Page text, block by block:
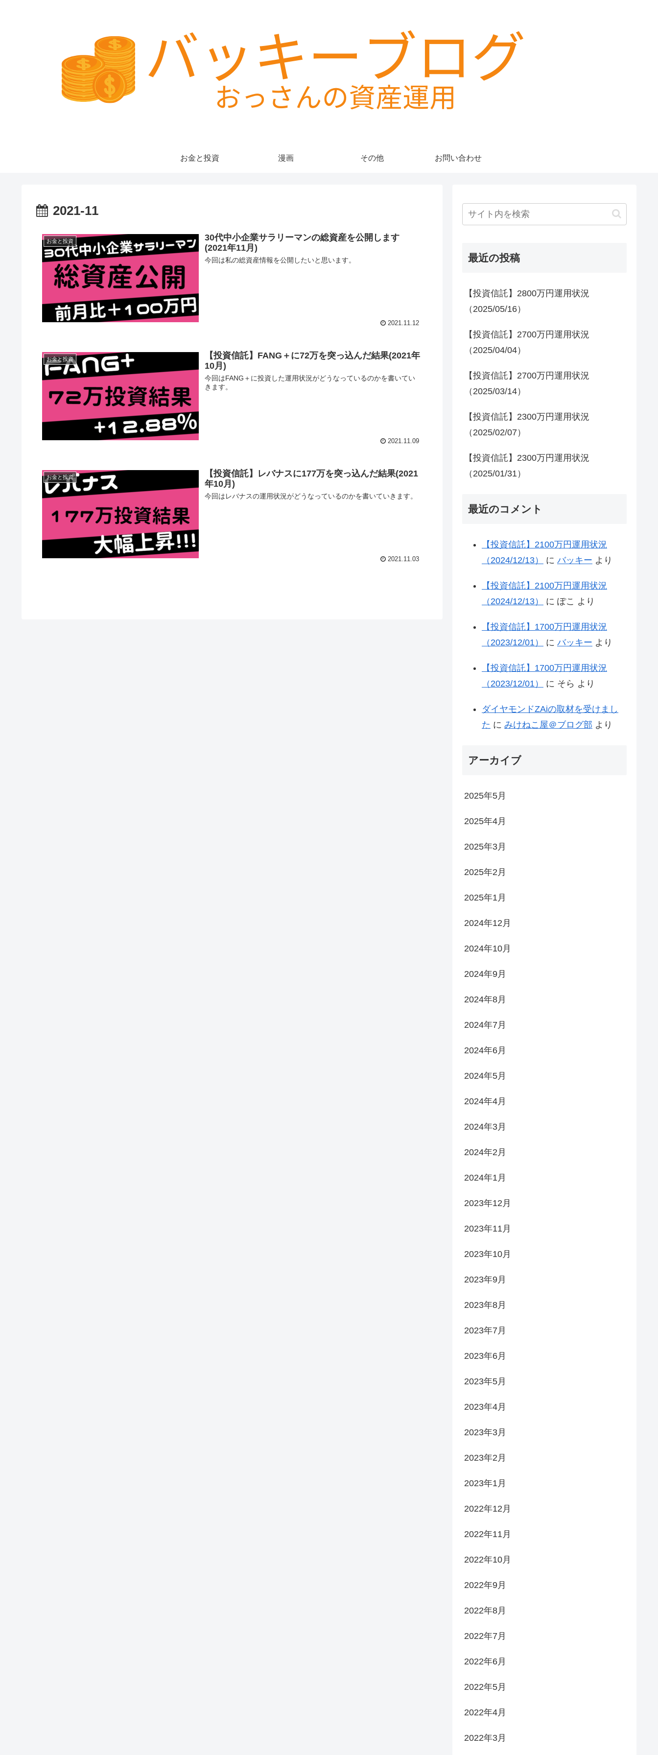
お金と投資 漫画 その他 お問い合わせ
2021-11
お金と投資
30代中小企業サラリーマンの総資産を公開します
(2021年11月)
今回は私の総資産情報を公開したいと思います。
2021.11.12
お金と投資
【投資信託】FANG＋に72万を突っ込んだ結果(2021年
10月)
今回はFANG＋に投資した運用状況がどうなっているのかを書いてい
きます。
2021.11.09
お金と投資
【投資信託】レバナスに177万を突っ込んだ結果(2021
年10月)
今回はレバナスの運用状況がどうなっているのかを書いていきます。
2021.11.03
最近の投稿
【投資信託】2800万円運用状況
（2025/05/16）
【投資信託】2700万円運用状況
（2025/04/04）
【投資信託】2700万円運用状況
（2025/03/14）
【投資信託】2300万円運用状況
（2025/02/07）
【投資信託】2300万円運用状況
（2025/01/31）
最近のコメント
【投資信託】2100万円運用状況
（2024/12/13）
に バッキー より
【投資信託】2100万円運用状況
（2024/12/13）
に ぽこ より
【投資信託】1700万円運用状況
（2023/12/01）
に バッキー より
【投資信託】1700万円運用状況
（2023/12/01）
に そら より
ダイヤモンドZAiの取材を受けまし
た に みけねこ屋＠ブログ部 より
アーカイブ
2025年5月
2025年4月
2025年3月
2025年2月
2025年1月
2024年12月
2024年10月
2024年9月
2024年8月
2024年7月
2024年6月
2024年5月
2024年4月
2024年3月
2024年2月
2024年1月
2023年12月
2023年11月
2023年10月
2023年9月
2023年8月
2023年7月
2023年6月
2023年5月
2023年4月
2023年3月
2023年2月
2023年1月
2022年12月
2022年11月
2022年10月
2022年9月
2022年8月
2022年7月
2022年6月
2022年5月
2022年4月
2022年3月